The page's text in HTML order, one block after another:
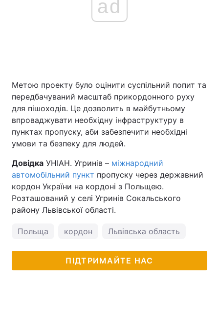
ad
Метою проекту було оцінити суспільний попит та
передбачуваний масштаб прикордонного руху
для пішоходів. Це дозволить в майбутньому
впроваджувати необхідну інфраструктуру в
пунктах пропуску, аби забезпечити необхідні
умови та безпеку для людей.
Довідка УНІАН. Угринів – міжнародний
автомобільний пункт пропуску через державний
кордон України на кордоні з Польщею.
Розташований у селі Угринів Сокальського
району Львівської області.
Польща кордон Львівська область
ПІДТРИМАЙТЕ НАС